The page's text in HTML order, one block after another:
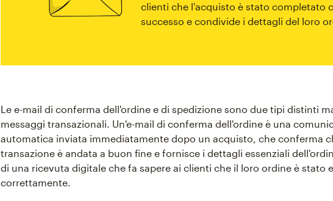
clienti che l'acquisto è stato completato
successo e condivide i dettagli del loro
Le e-mail di conferma dell'ordine e di spedizione sono due tipi distinti
messaggi transazionali. Un'e-mail di conferma dell'ordine è una
automatica inviata immediatamente dopo un acquisto, che conferma
transazione è andata a buon fine e fornisce i dettagli essenziali
di una ricevuta digitale che fa sapere ai clienti che il loro ordine è stato
correttamente.